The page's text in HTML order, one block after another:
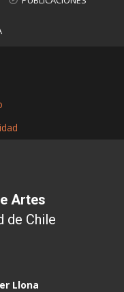
Artes
de Chile
Llona